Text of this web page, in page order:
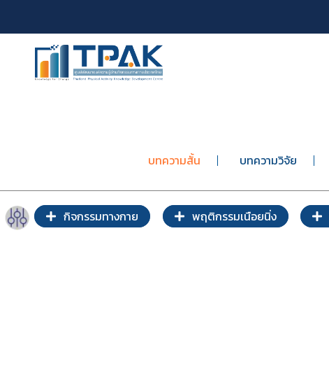
บทความสั้น บทความวิจัย
กิจกรรมทางกาย พฤติกรรมเนือยนิ่ง